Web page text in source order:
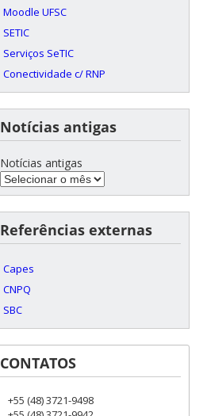
Moodle UFSC
SETIC
Serviços SeTIC
Conectividade c/ RNP
Notícias antigas
Notícias antigas
Referências externas
Capes
CNPQ
SBC
CONTATOS
+55 (48) 3721-9498